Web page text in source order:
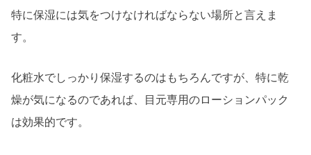
特に保湿には気をつけなければならない場所と言えま
す。
化粧水でしっかり保湿するのはもちろんですが、特に乾
燥が気になるのであれば、目元専用のローションパック
は効果的です。